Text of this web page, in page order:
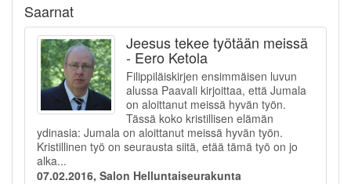
Saarnat
Jeesus tekee työtään meissä
- Eero Ketola
Filippiläiskirjen ensimmäisen luvun
alussa Paavali kirjoittaa, että Jumala
on aloittanut meissä hyvän työn.
Tässä koko kristillisen elämän
ydinasia: Jumala on aloittanut meissä hyvän työn.
Kristillinen työ on seurausta siitä, etää tämä työ on jo
alka...
07.02.2016, Salon Helluntaiseurakunta